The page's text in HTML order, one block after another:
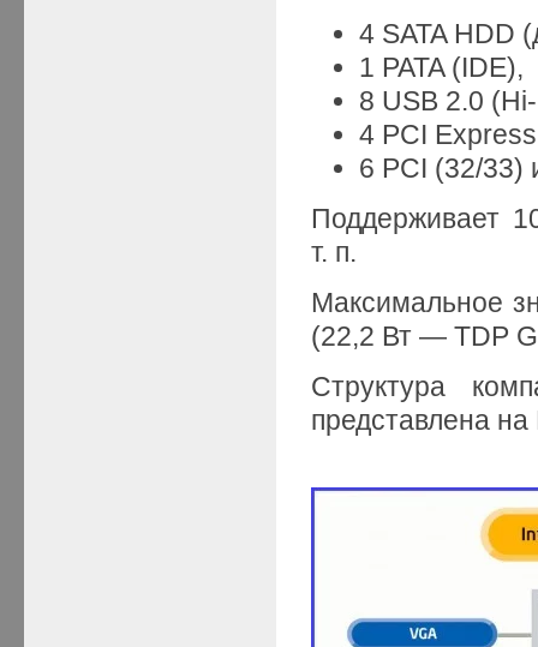
4 SATA HDD
1 PATA (IDE),
8 USB 2.0
4 PCI
6 PCI (32/33)
Поддерживает
т. п.
Максимальное
(22,2 Вт — TDP
Структура
представлена на